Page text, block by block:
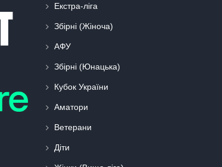
Екстра-ліга
Збірні (Жіноча)
АФУ
Збірні (Юнацька)
Кубок України
Аматори
Ветерани
Діти